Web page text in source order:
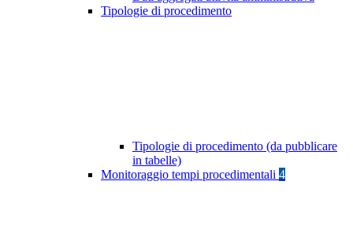
Tipologie di procedimento
Tipologie di procedimento (da pubblicare
in tabelle)
Monitoraggio tempi procedimentali 4